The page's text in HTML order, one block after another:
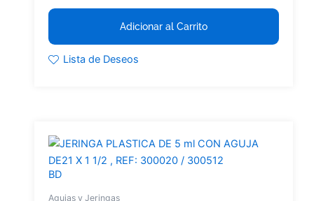
Adicionar al Carrito
Lista de Deseos
BD
Agujas y Jeringas